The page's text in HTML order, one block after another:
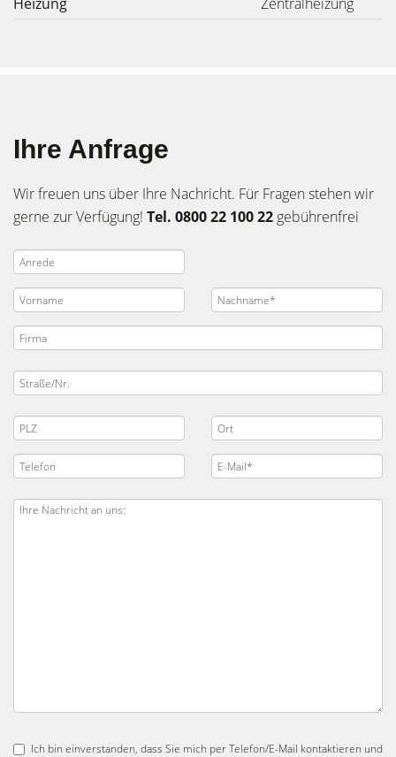
Ihre Anfrage
Wir freuen uns über Ihre Nachricht. Für Fragen stehen wir
gerne zur Verfügung! Tel. 0800 22 100 22 gebührenfrei
Ich bin einverstanden, dass Sie mich per Telefon/E-Mail kontaktieren und